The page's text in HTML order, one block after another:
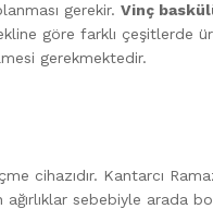
gerekir. Vinç
göre farklı çeşitlerde
gerekmektedir.
cihazıdır. Kantarcı
ağırlıklar sebebiyle arada